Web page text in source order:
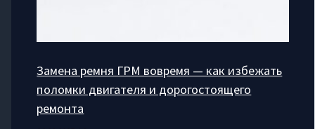
Замена ремня ГРМ вовремя — как избежать
поломки двигателя и дорогостоящего
ремонта